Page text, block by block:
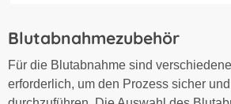
Blutabnahmezubehör
Für die Blutabnahme sind
erforderlich, um den Prozess sicher